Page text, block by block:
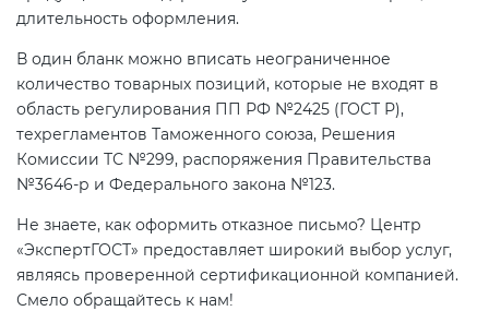
длительность оформления.
В один бланк можно вписать неограниченное
количество товарных позиций, которые не входят в
область регулирования ПП РФ №2425 (ГОСТ Р),
техрегламентов Таможенного союза, Решения
Комиссии ТС №299, распоряжения Правительства
№3646-р и Федерального закона №123.
Не знаете, как оформить отказное письмо? Центр
«ЭкспертГОСТ» предоставляет широкий выбор услуг,
являясь проверенной сертификационной компанией.
Смело обращайтесь к нам!